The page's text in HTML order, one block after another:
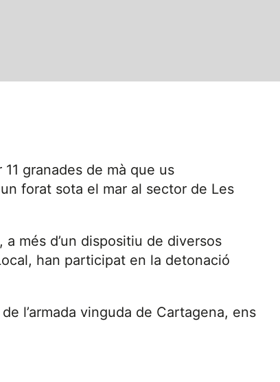
granades de mà que us
forat sota el mar al sector de Les
a més d’un dispositiu de diversos
han participat en la detonació
l’armada vinguda de Cartagena, ens